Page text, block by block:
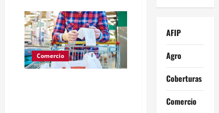
CINA
denuncia
que
YPF
facilita
la
construcción
de
barcazas
Comercio
AFIP
Agro
Coberturas
Comercio